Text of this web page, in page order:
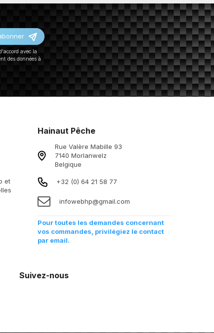
avec la
des données à
et
Hainaut Pêche
Rue Valère Mabille 93
7140 Morlanwelz
Belgique
+32 (0) 64 21 58 77
infowebhp@gmail.com
Pour toutes les demandes concernant
vos commandes, privilégiez le contact
par email.
Suivez-nous